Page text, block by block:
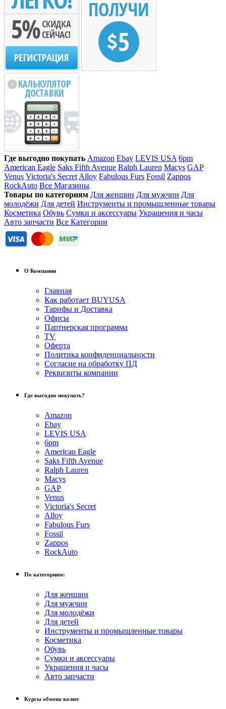
Где выгодно покупать Amazon Ebay LEVIS USA 6pm
American Eagle Saks Fifth Avenue Ralph Lauren Macys GAP
Venus Victoria's Secret Alloy Fabulous Furs Fossil Zappos
RockAuto Все Магазины
Товары по категориям Для женщин Для мужчин Для
молодёжи Для детей Инструменты и промышленные товары
Косметика Обувь Сумки и аксессуары Украшения и часы
Авто запчасти Все Категории
О Компании
Главная
Как работает BUYUSA
Тарифы и Доставка
Офисы
Партнерская программа
TV
Оферта
Политика конфиденциальности
Согласие на обработку ПД
Реквизиты компании
Где выгодно покупать?
Amazon
Ebay
LEVIS USA
6pm
American Eagle
Saks Fifth Avenue
Ralph Lauren
Macys
GAP
Venus
Victoria's Secret
Alloy
Fabulous Furs
Fossil
Zappos
RockAuto
По категориям:
Для женщин
Для мужчин
Для молодёжи
Для детей
Инструменты и промышленные товары
Косметика
Обувь
Сумки и аксессуары
Украшения и часы
Авто запчасти
Курсы обмена валют